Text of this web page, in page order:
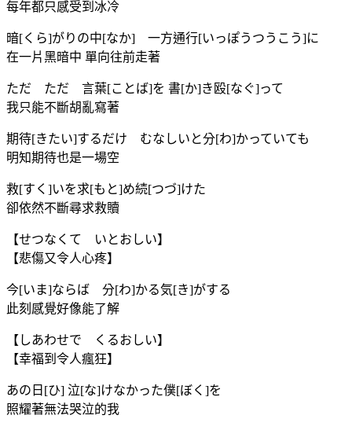
每年都只感受到冰冷
暗[くら]がりの中[なか] 一方通行[いっぽうつうこう]に
在一片黑暗中 單向往前走著
ただ ただ 言葉[ことば]を 書[か]き殴[なぐ]って
我只能不斷胡亂寫著
期待[きたい]するだけ むなしいと分[わ]かっていても
明知期待也是一場空
救[すく]いを求[もと]め続[つづ]けた
卻依然不斷尋求救贖
【せつなくて いとおしい】
【悲傷又令人心疼】
今[いま]ならば 分[わ]かる気[き]がする
此刻感覺好像能了解
【しあわせで くるおしい】
【幸福到令人瘋狂】
あの日[ひ] 泣[な]けなかった僕[ぼく]を
照耀著無法哭泣的我